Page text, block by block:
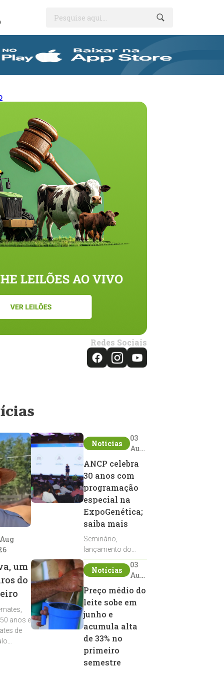
Pesquise aqui...
Redes Sociais
um
do
anos e
de
Notícias
03
Aug
ANCP celebra
30 anos com
programação
especial na
ExpoGenética;
saiba mais
Seminário,
lançamento do
Sumário de Touros,
debates, podcast,
reprodutores e
homenagens
integram a
programação da
entidade durante a
ExpoGenética 2026
Notícias
03
Aug
2026
Preço médio do
leite sobe em
junho e
acumula alta
de 33% no
primeiro
semestre